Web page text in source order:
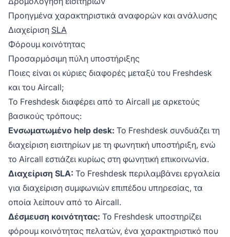
Προηγμένα χαρακτηριστικά αναφορών και ανάλυσης
Διαχείριση SLA
Φόρουμ κοινότητας
Προσαρμόσιμη πύλη υποστήριξης
Ποιες είναι οι κύριες διαφορές μεταξύ του Freshdesk
και του Aircall;
Το Freshdesk διαφέρει από το Aircall με αρκετούς
βασικούς τρόπους:
Ενσωματωμένο help desk: Το Freshdesk συνδυάζει τη
διαχείριση εισιτηρίων με τη φωνητική υποστήριξη, ενώ
το Aircall εστιάζει κυρίως στη φωνητική επικοινωνία.
Διαχείριση SLA: Το Freshdesk περιλαμβάνει εργαλεία
για διαχείριση συμφωνιών επιπέδου υπηρεσίας, τα
οποία λείπουν από το Aircall.
Δέσμευση κοινότητας: Το Freshdesk υποστηρίζει
φόρουμ κοινότητας πελατών, ένα χαρακτηριστικό που